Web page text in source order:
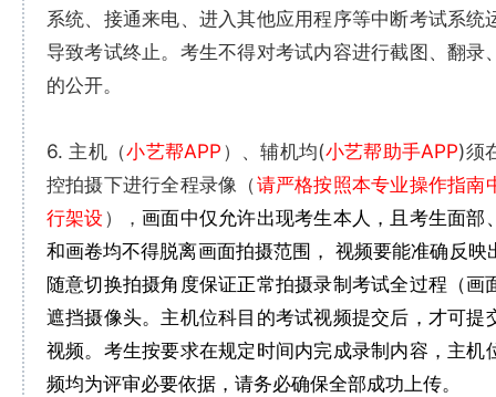
系统、接通来电、进入其他应用程序等中断考试系统
导致考试终止。考生不得对考试内容进行截图、翻录
的公开。
6. 主机（小艺帮APP）、辅机均(小艺帮助手APP)须
控拍摄下进行全程录像（请严格按照本专业操作指南
行架设），画面中仅允许出现考生本人，且考生面部
和画卷均不得脱离画面拍摄范围， 视频要能准确反映
随意切换拍摄角度保证正常拍摄录制考试全过程（画
遮挡摄像头。 主机位科目的考试视频提交后，才可提
视频。 考生按要求在规定时间内完成录制内容，主机
频均为评审必要依据，请务必确保全部成功上传。